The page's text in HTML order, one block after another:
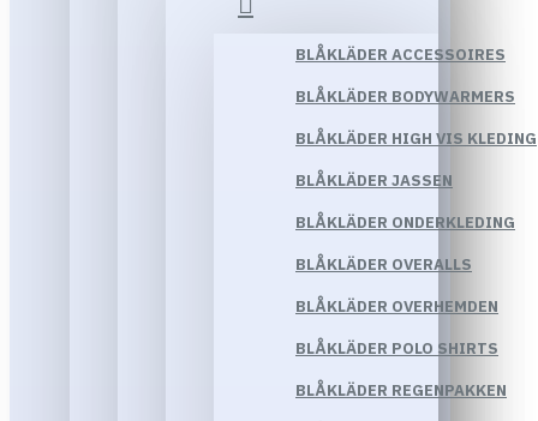
BLÅKLÄDER ACCESSOIRES
BLÅKLÄDER BODYWARMERS
BLÅKLÄDER HIGH VIS KLEDING
BLÅKLÄDER JASSEN
BLÅKLÄDER ONDERKLEDING
BLÅKLÄDER OVERALLS
BLÅKLÄDER OVERHEMDEN
BLÅKLÄDER POLO SHIRTS
BLÅKLÄDER REGENPAKKEN